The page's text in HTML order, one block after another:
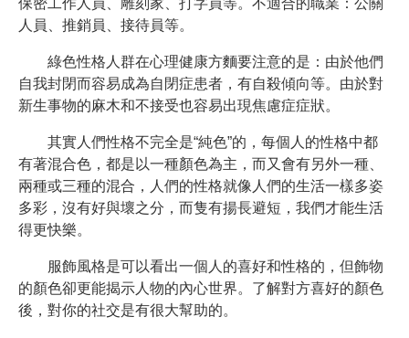
保密工作人員、雕刻家、打字員等。不適合的職業：公關
人員、推銷員、接待員等。
綠色性格人群在心理健康方麵要注意的是：由於他們
自我封閉而容易成為自閉症患者，有自殺傾向等。由於對
新生事物的麻木和不接受也容易出現焦慮症症狀。
其實人們性格不完全是“純色”的，每個人的性格中都
有著混合色，都是以一種顏色為主，而又會有另外一種、
兩種或三種的混合，人們的性格就像人們的生活一樣多姿
多彩，沒有好與壞之分，而隻有揚長避短，我們才能生活
得更快樂。
服飾風格是可以看出一個人的喜好和性格的，但飾物
的顏色卻更能揭示人物的內心世界。了解對方喜好的顏色
後，對你的社交是有很大幫助的。